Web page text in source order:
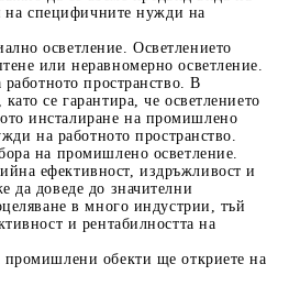
на специфичните нужди на
осветление. Осветлението
или неравномерно осветление.
пространство. В
се гарантира, че осветлението
инсталиране на промишлено
на работното пространство.
на промишлено осветление.
ефективност, издръжливост и
да доведе до значителни
в много индустрии, тъй
и рентабилността на
промишлени обекти ще откриете на